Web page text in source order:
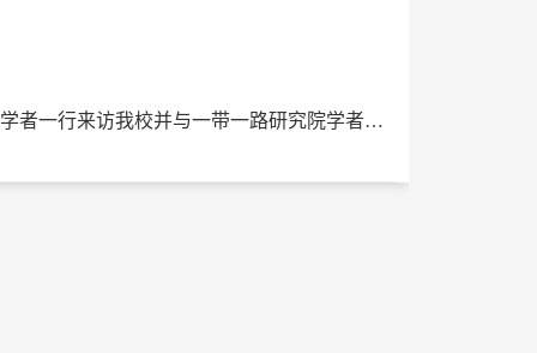
下一篇：拉美国家高端智库专家学者一行来访我校并与一带一路研究院学者举行座谈会